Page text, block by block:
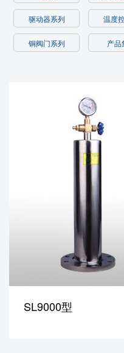
驱动器系列 温度
铜阀门系列 产品
SL9000型